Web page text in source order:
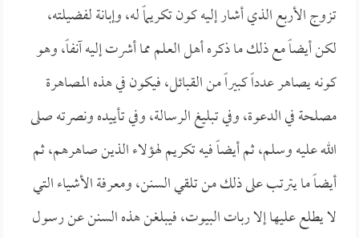
تزوج الأربع الذي أشار إليه كون تكريماً له، وإبانة لفضيلته،
لكن أيضاً مع ذلك ما ذكره أهل العلم مما أشرت إليه آنفاً، وهو
كونه يصاهر عدداً كبيراً من القبائل، فيكون في هذه المصاهرة
مصلحة في الدعوة، وفي تبليغ الرسالة، وفي تأييده ونصرته صلى
الله عليه وسلم، ثم أيضاً فيه تكريم لهؤلاء الذين صاهرهم، ثم
أيضاً ما يترتب على ذلك من تلقي السنن، ومعرفة الأشياء التي
لا يطلع عليها إلا ربات البيوت، فيبلغن هذه السنن عن رسول